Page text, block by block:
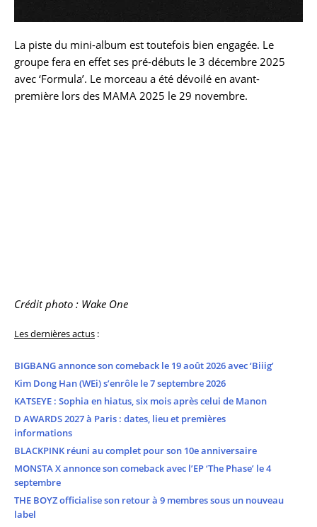
La piste du mini-album est toutefois bien engagée. Le
groupe fera en effet ses pré-débuts le 3 décembre 2025
avec ‘Formula’. Le morceau a été dévoilé en avant-
première lors des MAMA 2025 le 29 novembre.
Crédit photo : Wake One
Les dernières actus :
BIGBANG annonce son comeback le 19 août 2026 avec ‘Biiig’
Kim Dong Han (WEi) s’enrôle le 7 septembre 2026
KATSEYE : Sophia en hiatus, six mois après celui de Manon
D AWARDS 2027 à Paris : dates, lieu et premières
informations
BLACKPINK réuni au complet pour son 10e anniversaire
MONSTA X annonce son comeback avec l’EP ‘The Phase’ le 4
septembre
THE BOYZ officialise son retour à 9 membres sous un nouveau
label